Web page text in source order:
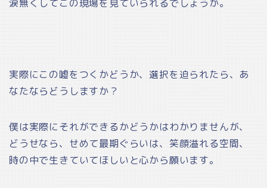
涙無くしてこの現場を見ていられるでしょうか。
実際にこの嘘をつくかどうか、選択を迫られたら、あ
なたならどうしますか？
僕は実際にそれができるかどうかはわかりませんが、
どうせなら、せめて最期ぐらいは、笑顔溢れる空間、
時の中で生きていてほしいと心から願います。